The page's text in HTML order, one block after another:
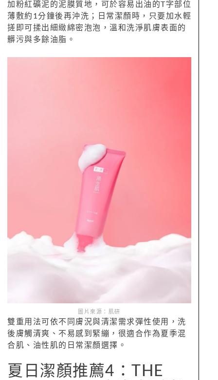
加粉紅礦泥的泥膜質地，可於容易出油的T字部位
薄敷約1分鐘後再沖洗；日常潔顏時，只要加水輕
搓即可揉出細緻綿密泡泡，溫和洗淨肌膚表面的
髒污與多餘油脂。
圖片來源：肌研
雙重用法可依不同膚況與清潔需求彈性使用，洗
後膚觸清爽、不易感到緊繃，很適合作為夏季混
合肌、油性肌的日常潔顏選擇。
夏日潔顏推薦4：THE